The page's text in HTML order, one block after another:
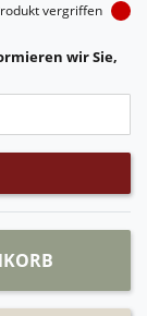
vergriffen
wir Sie,